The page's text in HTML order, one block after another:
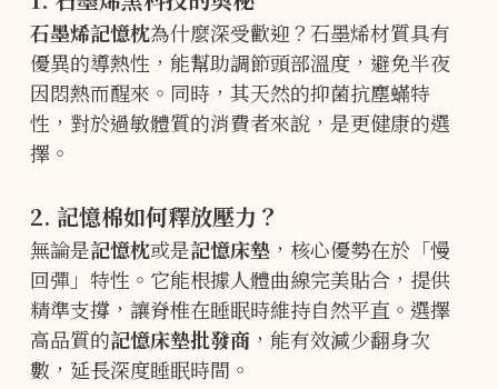
石墨烯記憶枕為什麼深受歡迎？石墨烯材質具有
優異的導熱性，能幫助調節頭部溫度，避免半夜
因悶熱而醒來。同時，其天然的抑菌抗塵蟎特
性，對於過敏體質的消費者來說，是更健康的選
擇。
2. 記憶棉如何釋放壓力？
無論是記憶枕或是記憶床墊 ，核心優勢在於「慢
回彈」特性。它能根據人體曲線完美貼合，提供
精準支撐，讓脊椎在睡眠時維持自然平直。選擇
高品質的記憶床墊批發商 ，能有效減少翻身次
數，延長深度睡眠時間。